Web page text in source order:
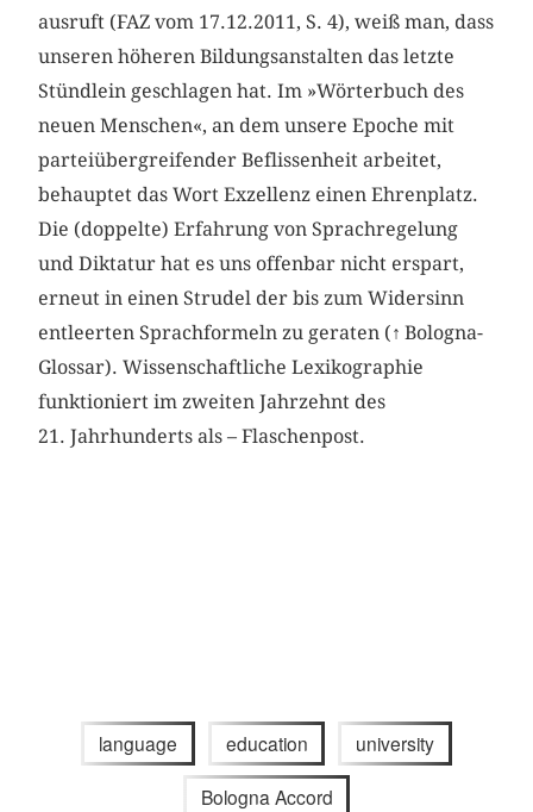
ausruft (FAZ vom 17.12.2011, S. 4), weiß man, dass
unseren höheren Bildungsanstalten das letzte
Stündlein geschlagen hat. Im »Wörterbuch des
neuen Menschen«, an dem unsere Epoche mit
parteiübergreifender Beflissenheit arbeitet,
behauptet das Wort Exzellenz einen Ehrenplatz.
Die (doppelte) Erfahrung von Sprachregelung
und Diktatur hat es uns offenbar nicht erspart,
erneut in einen Strudel der bis zum Widersinn
entleerten Sprachformeln zu geraten (↑Bologna-
Glossar). Wissenschaftliche Lexikographie
funktioniert im zweiten Jahrzehnt des
21. Jahrhunderts als – Flaschenpost.
language education university
Bologna Accord